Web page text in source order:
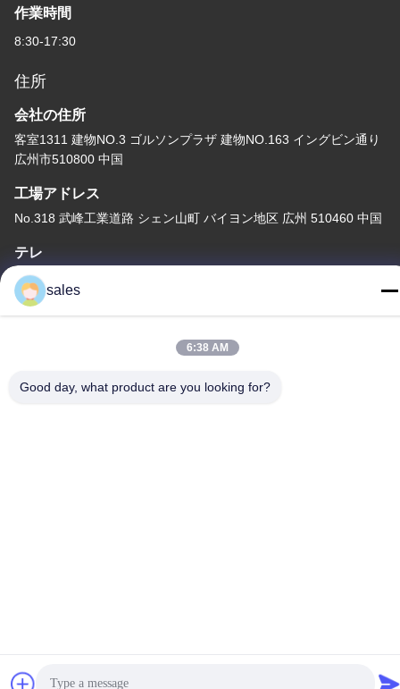
作業時間
8:30-17:30
住所
会社の住所
客室1311 建物NO.3 ゴルソンプラザ 建物NO.163 イングビン通り
広州市510800 中国
工場アドレス
No.318 武峰工業道路 シェン山町 バイヨン地区 広州 510460 中国
テレ
86-20-36969420
中国 良質 建設現場の吊り上げ サプライヤー。Copyright © -2026
sales
6:38 AM
Good day, what product are you looking for?